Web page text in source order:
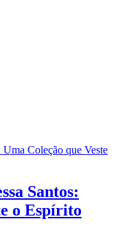
Santos:
o Espírito